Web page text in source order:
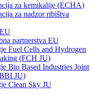
za kemikalije (ECHA)
za nadzor ribištva
partnerstva EU
Fuel Cells and Hydrogen
(FCH JU)
Bio Based Industries Joint
JU)
Clean Sky JU